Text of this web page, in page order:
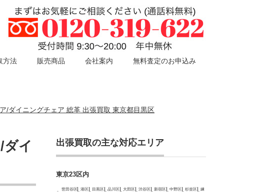
方法 販売商品 会社案内 無料査定のお申込み
/ダイニングチェア 総革 出張買取 東京都目黒区
イ
出張買取の主な対応エリア
東京23区内
世田谷区 港区 目黒区 品川区 大田区 渋谷区 新宿区 中野区 杉並区
練